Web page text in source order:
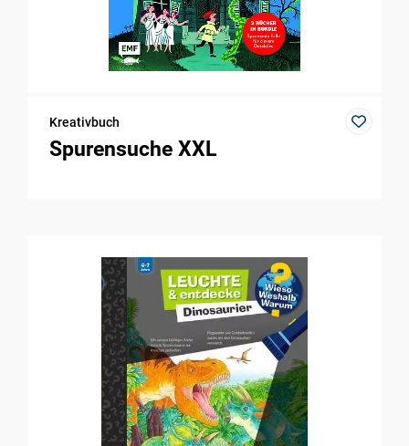
Kreativbuch
Spurensuche XXL